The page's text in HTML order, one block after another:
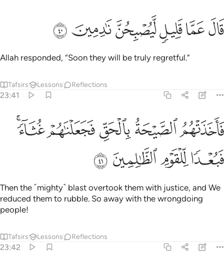
قال عما قليل ليصبحن نادمين ٤٠
قَالَ عَمَّا قَلِيلٍۢ لَّيُصْبِحُنَّ نَـٰدِمِينَ ٤٠
ﳉﳊﳋﳌﳍﳎ
Allah responded, “Soon they will be truly regretful.”
Tafsirs Lessons Reflections
23:41
فاخذتهم الصيحة بالحق فجعلناهم غثاء فبعدا للقوم الظالمين ٤١
فَأَخَذَتْهُمُ ٱلصَّيْحَةُ بِٱلْحَقِّ فَجَعَلْنَـٰهُمْ غُثَآءًۭ ۚ فَبُعْدًۭا
ﳏﳐﳑﳒﳓﳔ
ﳕﳖﳗ ﳘ
Then the ˹mighty˺ blast overtook them with justice, and We
reduced them to rubble. So away with the wrongdoing
people!
Tafsirs Lessons Reflections
23:42